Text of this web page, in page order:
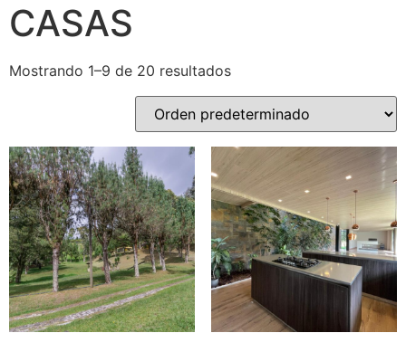
CASAS
Mostrando 1–9 de 20 resultados